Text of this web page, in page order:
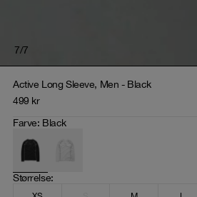
7/7
Active Long Sleeve, Men - Black
499 kr
Farve: Black
Størrelse: